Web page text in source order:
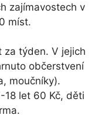
zajímavostech v
míst.
za týden. V jejich
občerstvení
moučníky).
18 let 60 Kč, děti